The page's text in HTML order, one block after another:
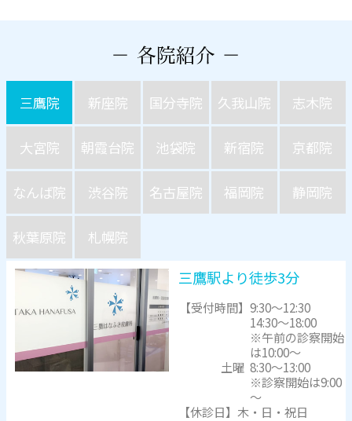
三鷹院 新座院 国分寺院 久我山院 志木院
大宮院 朝霞台院 池袋院 新宿院 京都院
なんば院 渋谷院 名古屋院 福岡院 静岡院
秋葉原院 札幌院
三鷹駅より徒歩3分
【受付時間】9:30～12:30
14:30～18:00
※午前の診察開始
は10:00～
土曜 8:30～13:00
※診察開始は9:00
～
【休診日】木・日・祝日